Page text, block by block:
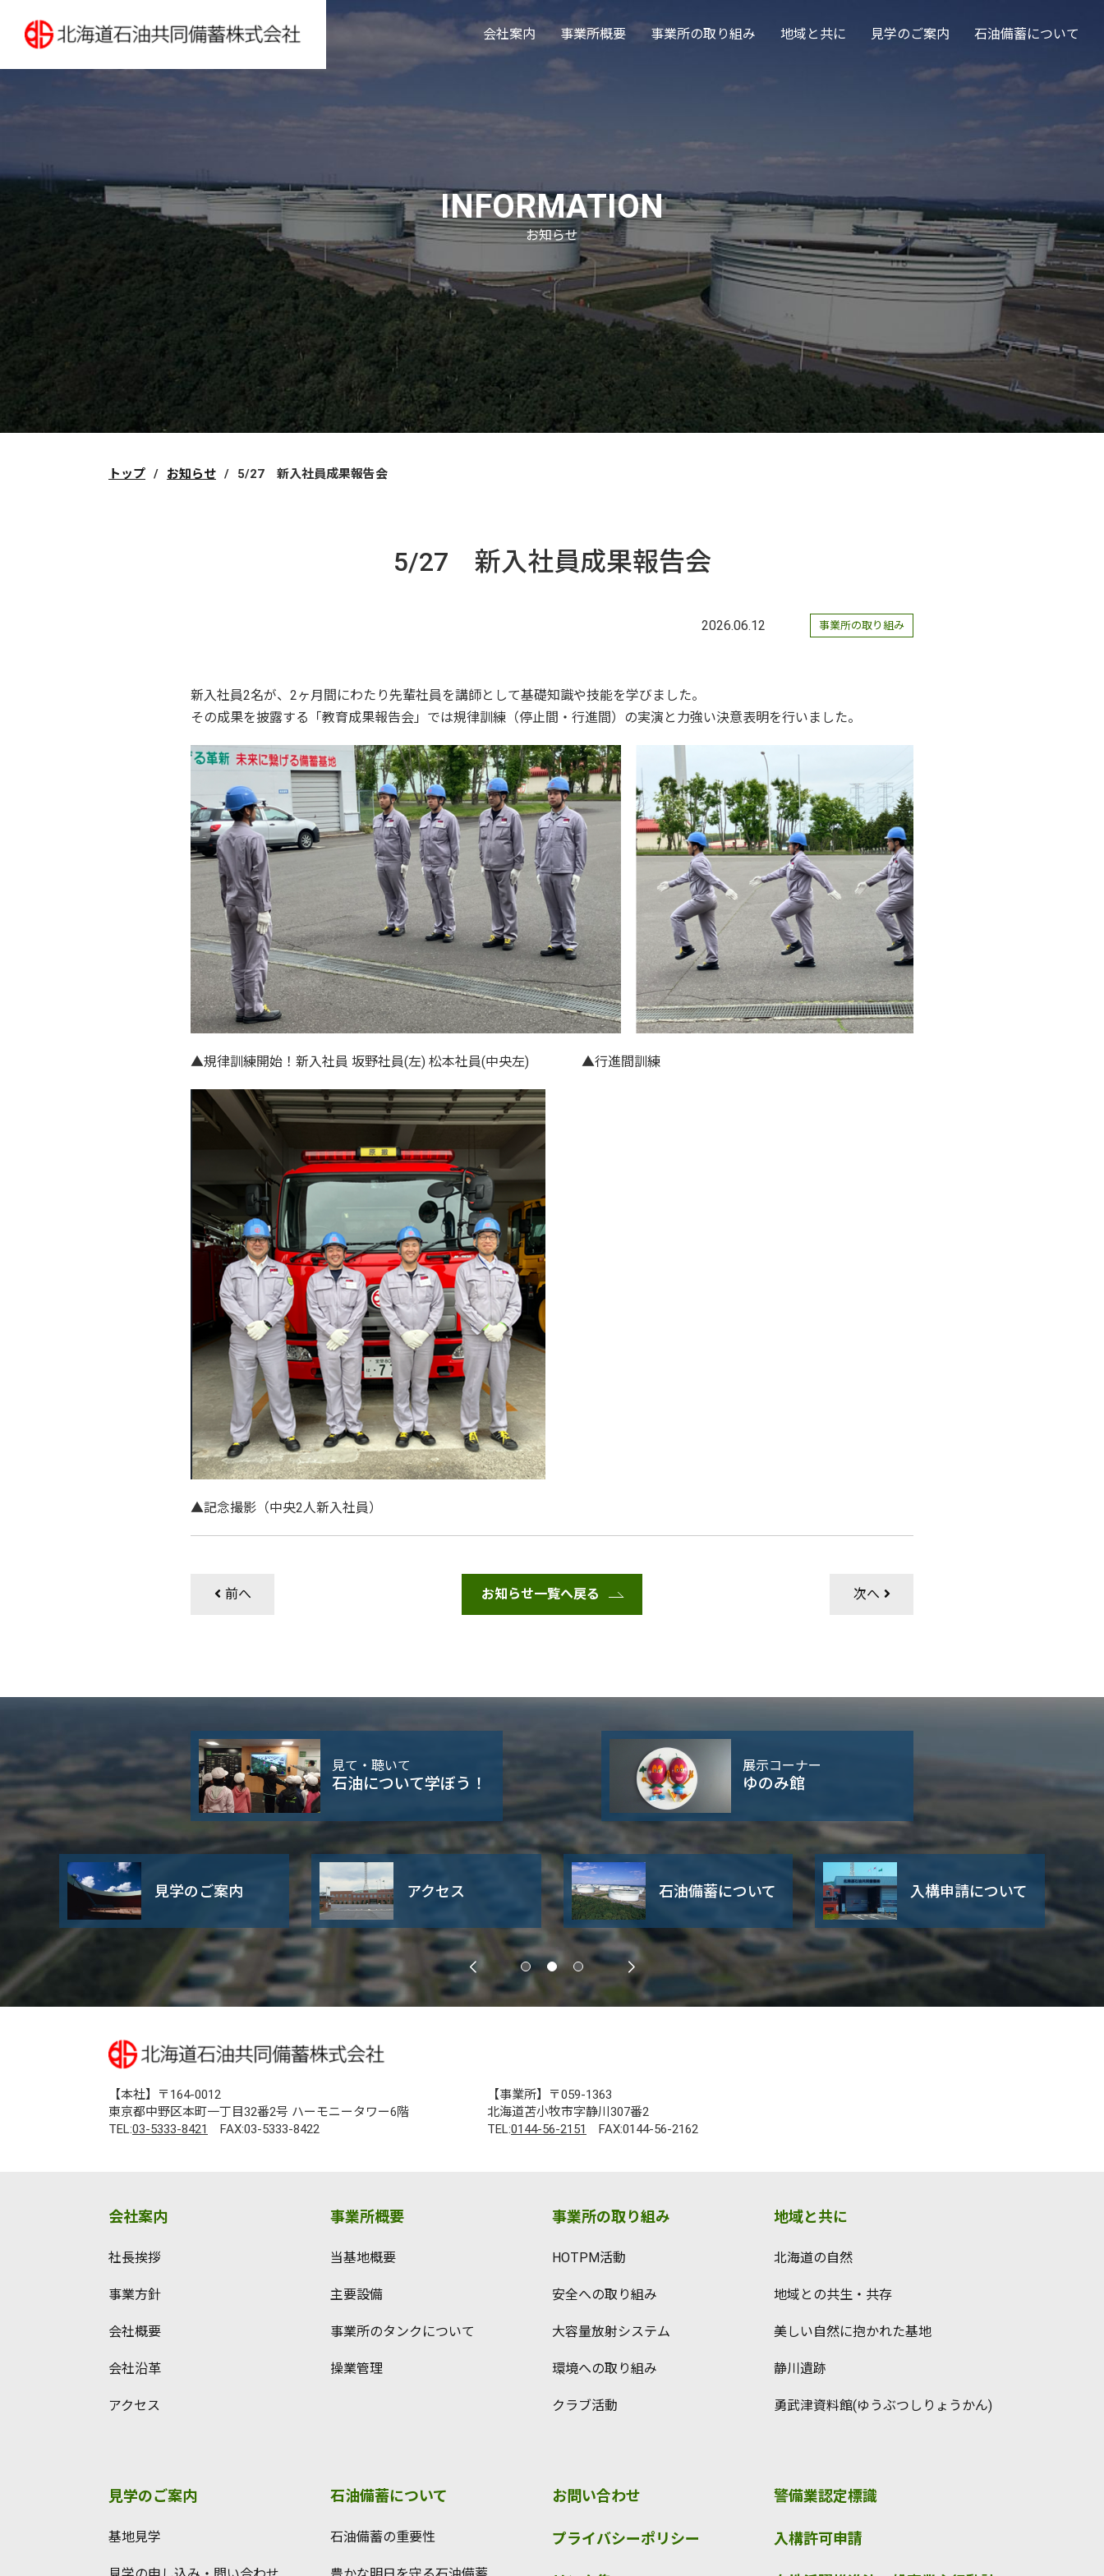
会社案内 事業所概要 事業所の取り組み 地域と共に 見学のご案内 石油備蓄について
INFORMATION
お知らせ
トップ お知らせ 5/27 新入社員成果報告会
5/27 新入社員成果報告会
2026.06.12 事業所の取り組み
新入社員2名が、2ヶ月間にわたり先輩社員を講師として基礎知識や技能を学びました。
その成果を披露する「教育成果報告会」では規律訓練（停止間・行進間）の実演と力強い決意表明を行いました。
▲規律訓練開始！新入社員 坂野社員(左) 松本社員(中央左) ▲行進間訓練
▲記念撮影（中央2人新入社員）
前へ お知らせ一覧へ戻る 次へ
見て・聴いて
石油について学ぼう！
展示コーナー
ゆのみ館
見学のご案内 アクセス 石油備蓄について 入構申請について
【本社】〒164-0012
東京都中野区本町一丁目32番2号 ハーモニータワー6階
TEL:03-5333-8421 FAX:03-5333-8422
【事業所】〒059-1363
北海道苫小牧市字静川307番2
TEL:0144-56-2151 FAX:0144-56-2162
会社案内
社長挨拶
事業方針
会社概要
会社沿革
アクセス
事業所概要
当基地概要
主要設備
事業所のタンクについて
操業管理
事業所の取り組み
HOTPM活動
安全への取り組み
大容量放射システム
環境への取り組み
クラブ活動
地域と共に
北海道の自然
地域との共生・共存
美しい自然に抱かれた基地
静川遺跡
勇武津資料館(ゆうぶつしりょうかん)
見学のご案内
基地見学
石油備蓄について
石油備蓄の重要性
お問い合わせ
プライバシーポリシー
警備業認定標識
入構許可申請